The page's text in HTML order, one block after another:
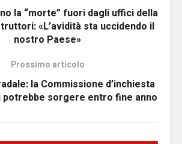
la “morte” fuori dagli uffici della
«L’avidità sta uccidendo il
nostro Paese»
Prossimo articolo
la Commissione d’inchiesta
potrebbe sorgere entro fine anno